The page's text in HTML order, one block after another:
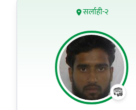
सर्लाही-२